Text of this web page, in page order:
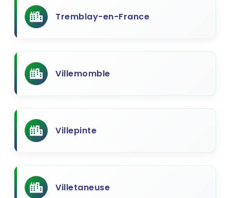
Tremblay-en-France
Villemomble
Villepinte
Villetaneuse